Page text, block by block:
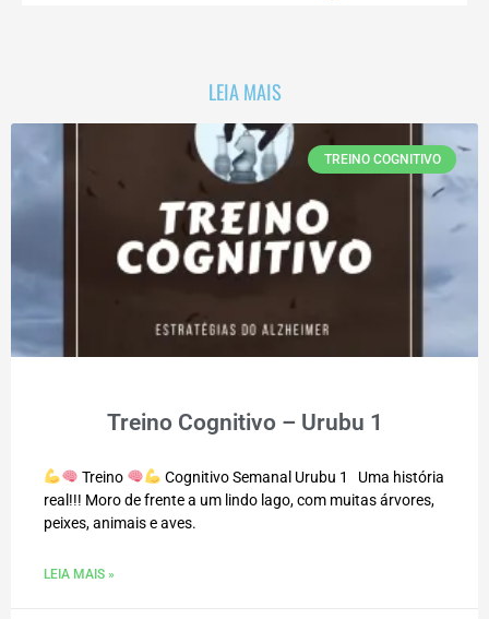
LEIA MAIS
TREINO COGNITIVO
Treino Cognitivo – Urubu 1
Treino
Cognitivo Semanal Urubu 1 Uma história
real!!! Moro de frente a um lindo lago, com muitas árvores,
peixes, animais e aves.
LEIA MAIS »